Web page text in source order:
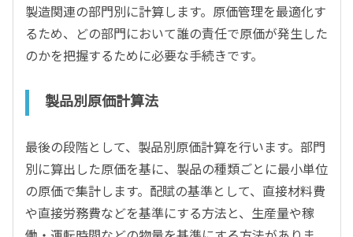
製造関連の部門別に計算します。原価管理を最適化す
るため、どの部門において誰の責任で原価が発生した
のかを把握するために必要な手続きです。
製品別原価計算法
最後の段階として、製品別原価計算を行います。部門
別に算出した原価を基に、製品の種類ごとに最小単位
の原価で集計します。配賦の基準として、直接材料費
や直接労務費などを基準にする方法と、生産量や稼